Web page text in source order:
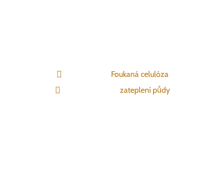
Foukaná celulóza
zateplení půdy